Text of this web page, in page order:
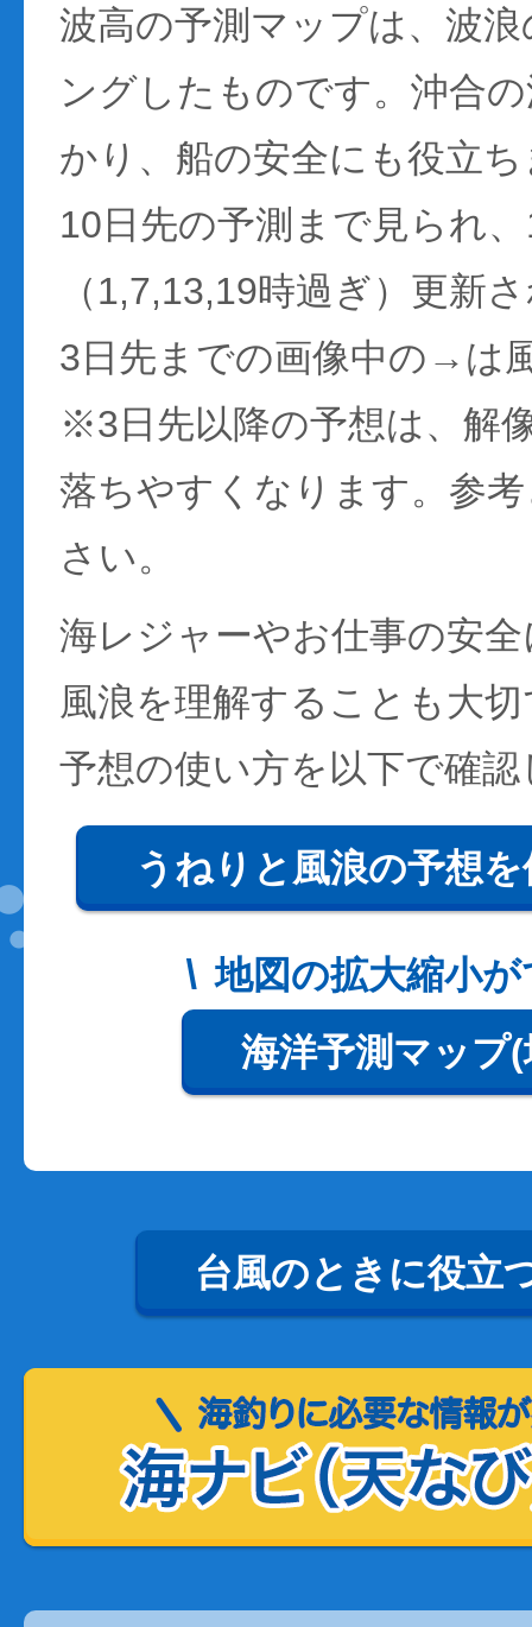
波高の予測マップは、波
ングしたものです。沖合
かり、船の安全にも役立
10日先の予測まで見られ
（1,7,13,19時過ぎ）更新
3日先までの画像中の→は
※3日先以降の予想は、解
落ちやすくなります。参
さい。
海レジャーやお仕事の安
風浪を理解することも大
予想の使い方を以下で確
うねりと風浪の予想
地図の拡大縮小
海洋予測マップ
台風のときに役立